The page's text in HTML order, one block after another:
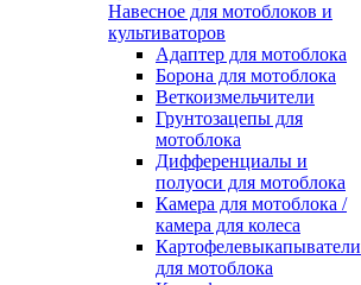
Навесное для мотоблоков и
культиваторов
Адаптер для мотоблока
Борона для мотоблока
Веткоизмельчители
Грунтозацепы для
мотоблока
Дифференциалы и
полуоси для мотоблока
Камера для мотоблока /
камера для колеса
Картофелевыкапыватели
для мотоблока